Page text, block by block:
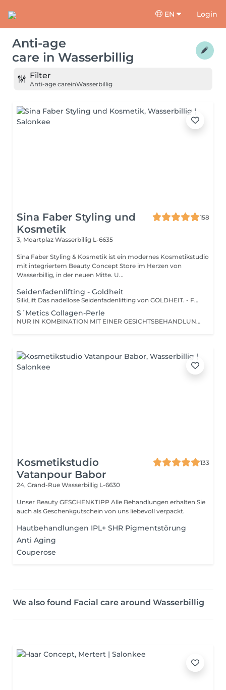
EN Login
Anti-age
care in Wasserbillig
Filter
Anti-age careinWasserbillig
Sina Faber Styling und
Kosmetik
158
3, Moartplaz Wasserbillig L-6635
Sina Faber Styling & Kosmetik ist ein modernes Kosmetikstudio
mit integriertem Beauty Concept Store im Herzen von
Wasserbillig, in der neuen Mitte. U...
Seidenfadenlifting - Goldheit
SilkLift Das nadellose Seidenfadenlifting von GOLDHEIT. - Für sichtbar gestraffte Haut ganz ohne Nadel. Das Seidenfadenlifting mit Collagen Silk Threads ist eine sanfte, wirkungsvolle Methode zur Straffung und Regeneration der Haut ganz ohne Nadeln, ohne Schmerzen und ohne Ausfallzeit. Feinste auflösbare Seidenfäden werden manuell in gezielte Hautbereiche eingebracht. Sie geben über mehrere Tage hinweg wertvolle Wirkstoffe ab, fördern die kollagene Neubildung und sorgen so für mehr Festigkeit, Volumen und Elastizität. Was bewirkt die Behandlung? Sofort sichtbar glattere, prallere Haut Reduktion von Fältchen & feinen Linien Natürliches Lifting ohne Injektionen Verbesserung der Hautstruktur und Spannkraft Konturverbesserung (z.B. Wangen, Kieferlinie) So läuft die Behandlung ab: Reinigung & sanftes Peeling Auswahl & Einarbeitung der Seidenfäden direkt in die Fältchen Wirkstoffserum + beruhigende Maske Einschleusen der Wirkstoffe via Massage Abschlusspflege & Lichtschutz Wie lange hält der Effekt? Nach der 1. Behandlung: Soforteffekt für ca. 57 Tage Für dauerhafte Ergebnisse: ca. 34 Behandlungen im Abstand von 1014 Tagen Für wen ist das SilkLift geeignet? Bei Falten (z.B. Stirn, Nasolabial, Kinnlinie, Hals) Bei Volumenverlust oder schlaffem Gewebe Als Alternative zu Needling, Filler & Co bei hohem Schmerzempfinden Für alle, die natürliche Ergebnisse bevorzugen Als Vorbereitung auf einen besonderen Tag Hinweis zur Verträglichkeit & Ethik: Diese Behandlung ist nicht vegan, da die Seidenfäden tierischen Ursprungs sind. Bitte sprich uns gern an, wenn du dir eine vegane Alternative wünschst wir beraten dich ehrlich und individuell.
S´Metics Collagen-Perle
NUR IN KOMBINATION MIT EINER GESICHTSBEHANDLUNG BUCHBAR! Gönne deiner Haut die Extra Portion Anti Aging mit einer puren Trockenkollagenperle.
Kosmetikstudio
Vatanpour Babor
133
24, Grand-Rue Wasserbillig L-6630
Unser Beauty GESCHENKTIPP Alle Behandlungen erhalten Sie
auch als Geschenkgutschein von uns liebevoll verpackt.
Hautbehandlungen IPL+ SHR Pigmentstörung
Anti Aging
Couperose
We also found Facial care around Wasserbillig